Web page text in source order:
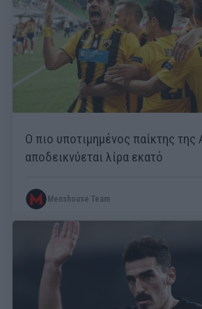
Ο πιο υποτιμημένος παίκτης της
αποδεικνύεται λίρα εκατό
Menshouse Team